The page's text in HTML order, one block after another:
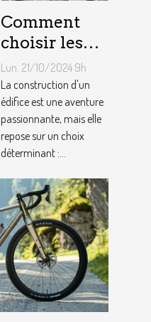
Comment
choisir les
matériaux de
construction
adaptés à
votre projet
Lun. 21/10/2024 9h
La construction d'un
édifice est une aventure
passionnante, mais elle
repose sur un choix
déterminant :...